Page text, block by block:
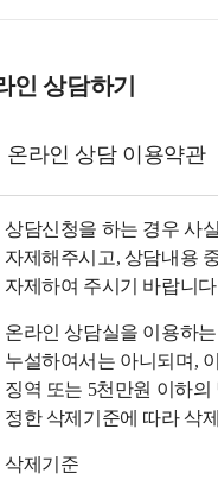
인 상담하기
온라인 상담 이용약관
상담신청을 하는 경우 사
자제해주시고, 상담내용
자제하여 주시기 바랍니
온라인 상담실을 이용하
누설하여서는 아니되며,
징역 또는 5천만원 이하
정한 삭제기준에 따라 삭
삭제기준